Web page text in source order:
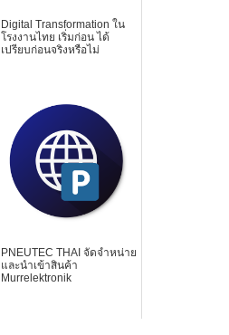
Digital Transformation ใน
โรงงานไทย เริ่มก่อน ได้
เปรียบก่อนจริงหรือไม่
PNEUTEC THAI จัดจำหน่าย
และนำเข้าสินค้า
Murrelektronik